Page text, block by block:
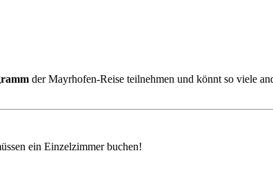
der Mayrhofen-Reise teilnehmen und könnt so viele
ein Einzelzimmer buchen!